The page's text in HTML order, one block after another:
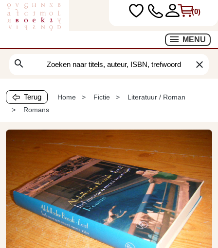
(0)
MENU
search clear
Terug Home Fictie
Literatuur / Roman
Romans